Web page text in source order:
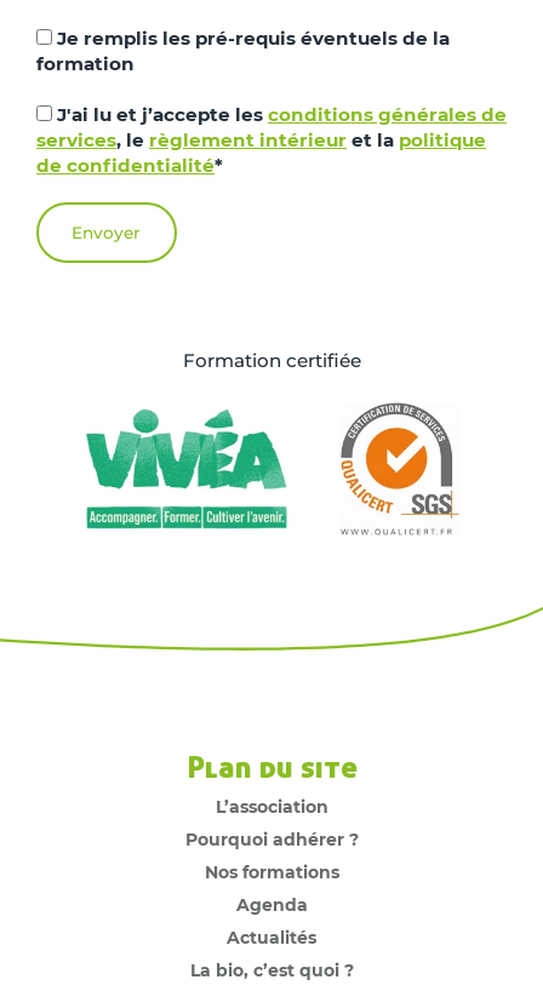
Je remplis les pré-requis éventuels de la
formation
J'ai lu et j’accepte les conditions générales de
services, le règlement intérieur et la politique
de confidentialité*
Formation certifiée
Plan du site
L’association
Pourquoi adhérer ?
Nos formations
Agenda
Actualités
La bio, c’est quoi ?